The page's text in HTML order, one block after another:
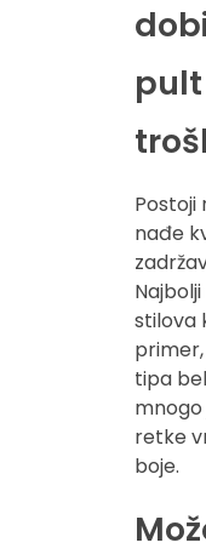
Postoji
nađe
stilova
tipa
retke
boje.